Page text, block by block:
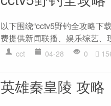
以下围绕“cctv5野钓全攻略下
费提供新闻联播、娱乐综艺、
cct 04-28 0
英雄秦皇陵 攻略